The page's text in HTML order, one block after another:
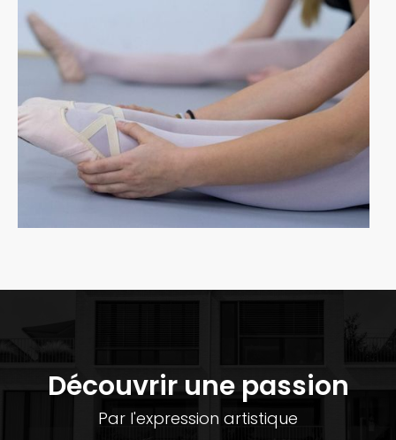
Découvrir une passion
Par l'expression artistique